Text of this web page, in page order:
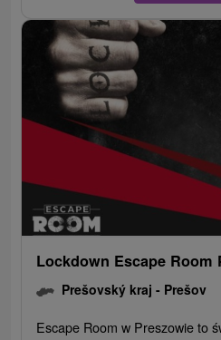
Lockdown Escape Room
Prešovský kraj - Prešov
Escape Room w Preszowie to